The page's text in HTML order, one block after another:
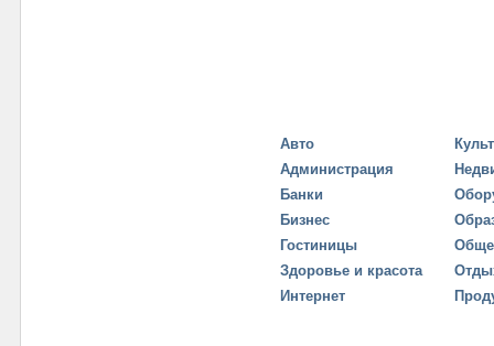
Авто
Администрация
Банки
Бизнес
Гостиницы
Здоровье и красота
Интернет